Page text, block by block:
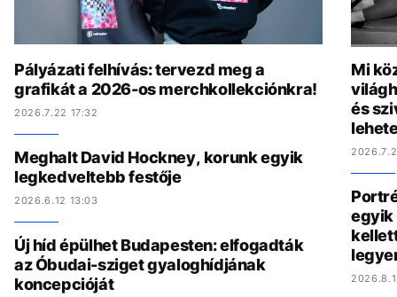
Pályázati felhívás: tervezd meg a
grafikát a 2026-os merchkollekciónkra!
2026.7.22 17:32
Meghalt David Hockney, korunk egyik
legkedveltebb festője
2026.6.12 13:03
Új híd épülhet Budapesten: elfogadták
az Óbudai-sziget gyaloghídjának
koncepcióját
Mi
és
egyik